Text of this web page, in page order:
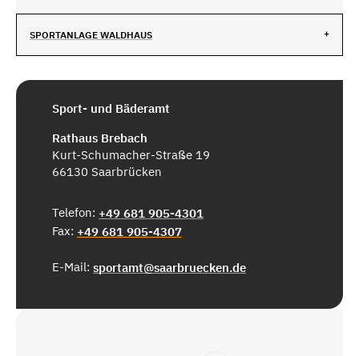
SPORTANLAGE WALDHAUS
Sport- und Bäderamt
Rathaus Brebach
Kurt-Schumacher-Straße 19
66130 Saarbrücken
Telefon: +49 681 905-4301
Fax: +49 681 905-4307
E-Mail: sportamt@saarbruecken.de